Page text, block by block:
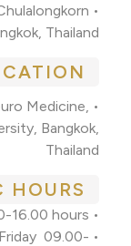
Thailand
Medicine,
Bangkok,
Thailand
HOURS
• Monday 09.00-16.00 hours
Friday 09.00-